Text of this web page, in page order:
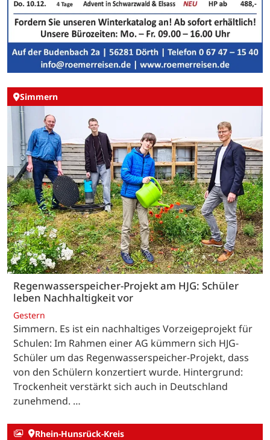
Simmern
Regenwasserspeicher-Projekt am HJG: Schüler
leben Nachhaltigkeit vor
Gestern
Simmern. Es ist ein nachhaltiges Vorzeigeprojekt für
Schulen: Im Rahmen einer AG kümmern sich HJG-
Schüler um das Regenwasserspeicher-Projekt, dass
von den Schülern konzertiert wurde. Hintergrund:
Trockenheit verstärkt sich auch in Deutschland
zunehmend. …
Rhein-Hunsrück-Kreis